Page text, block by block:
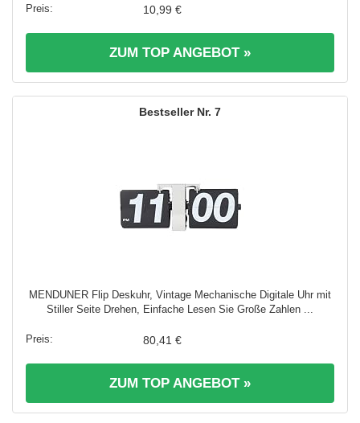
10,99 €
ZUM TOP ANGEBOT »
7
MENDUNER Flip Deskuhr, Vintage Mechanische Digitale Uhr mit
Stiller Seite Drehen, Einfache Lesen Sie Große Zahlen ...
80,41 €
ZUM TOP ANGEBOT »